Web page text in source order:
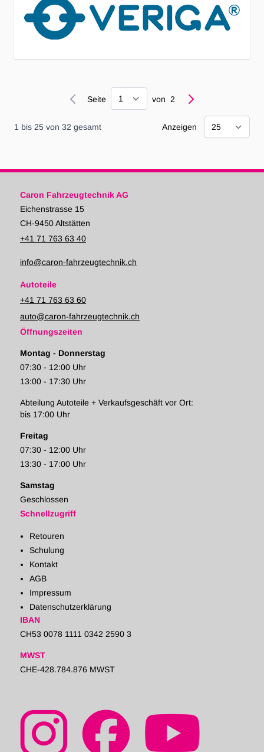
1 bis 25 von 32 gesamt
Seite von Seite
2
Anzeigen
Caron Fahrzeugtechnik AG
Eichenstrasse 15
CH-9450 Altstätten
+41 71 763 63 40
info@caron-fahrzeugtechnik.ch
Autoteile
+41 71 763 63 60
auto@caron-fahrzeugtechnik.ch
Öffnungszeiten
Montag - Donnerstag
07:30 - 12:00 Uhr
13:00 - 17:30 Uhr
Abteilung Autoteile + Verkaufsgeschäft vor Ort:
bis 17:00 Uhr
Freitag
07:30 - 12:00 Uhr
13:30 - 17:00 Uhr
Samstag
Geschlossen
Schnellzugriff
Retouren
Schulung
Kontakt
AGB
Impressum
Datenschutzerklärung
IBAN
CH53 0078 1111 0342 2590 3
MWST
CHE-428.784.876 MWST